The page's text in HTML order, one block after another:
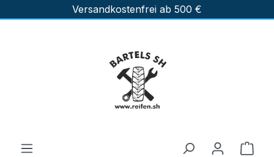
Zum Hauptinhalt springenVersandkostenfrei ab 500 €